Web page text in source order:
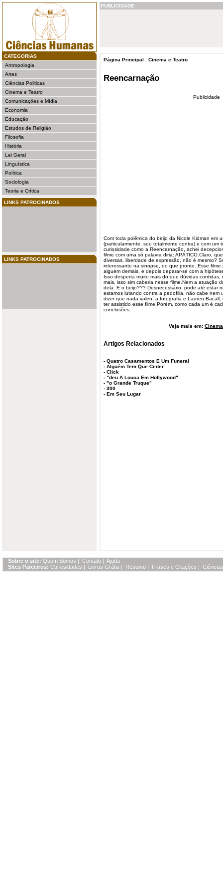
CATEGORIAS
Antropologia
Artes
Ciências Politicas
Cinema e Teatro
Comunicações e Mídia
Economia
Educação
Estudos de Religião
Filosofia
História
Lei Geral
Linguística
Política
Sociologia
Teoria e Crítica
LINKS PATROCINADOS
LINKS PATROCINADOS
PUBLICIDADE
Página Principal : Cinema e Teatro
Reencarnação
Publicidade
Com toda polêmica do beijo da Nicole Kidman em
(particularmente, sou totalmente contra) e com um
curiosidade como a Reencarnação, achei
filme com uma só palavra diria: APÁTICO.Claro,
diversas, liberdade de expressão, não é mesmo?
interessante na sinopse, do que pronto. Esse
alguém demais, e depois deparar-se com a
Isso desperta muito mais do que dúvidas contidas,
mais, isso sim caberia nesse filme.Nem a atuação
dela. E o beijo??? Desnecessário, pode até estar
estamos lutando contra a pedofilia, não cabe nem
dizer que nada valeu, a fotografia e Lauren
ter assistido esse filme.Porém, como cada um é
conclusões.
Veja mais em:
Artigos Relacionados
- Quatro Casamentos E Um Funeral
- Alguém Tem Que Ceder
- Click
- "deu A Louca Em Hollywood"
- "o Grande Truque"
- 300
- Em Seu Lugar
Sobre o site: Quem Somos | Contato | Ajuda
Sites Parceiros: Curiosidades | Livros Grátis | Resumo | Frases e Citações |